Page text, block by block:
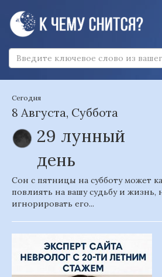
Сегодня
8 Августа, Суббота
29 лунный
день
Сон с пятницы на субботу может
повлиять на вашу судьбу и жизнь,
игнорировать его...